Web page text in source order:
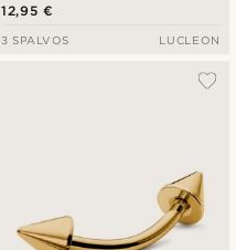
12,95 €
3 SPALVOS LUCLEON